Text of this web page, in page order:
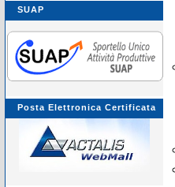
SUAP
Posta Elettronica Certificata